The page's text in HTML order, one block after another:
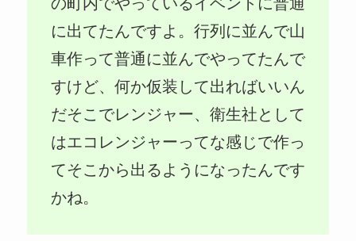
に出てたんですよ。行列に並んで山
車作って普通に並んでやってたんで
すけど、何か仮装して出ればいいん
だそこでレンジャー、衛生社として
はエコレンジャーってな感じで作っ
てそこから出るようになったんです
かね。